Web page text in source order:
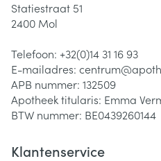
Statiestraat 51
2400 Mol
Telefoon: +32(0)14 31 16 93
E-mailadres: centrum@
APB nummer: 132509
Apotheek titularis: Emma
BTW nummer: BE0439260144
Klantenservice